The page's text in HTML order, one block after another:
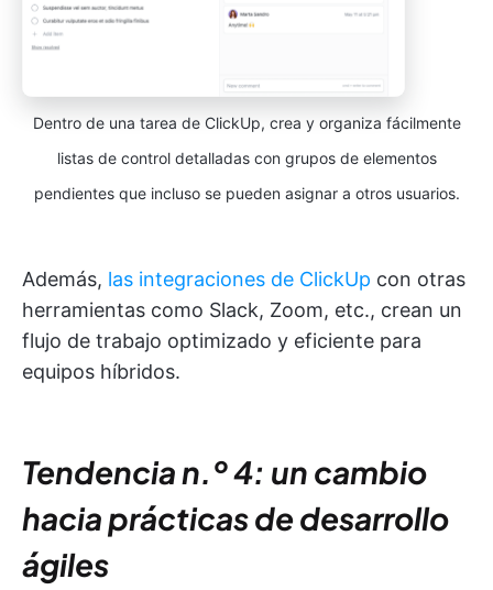
Dentro de una tarea de ClickUp, crea y organiza fácilmente
listas de control detalladas con grupos de elementos
pendientes que incluso se pueden asignar a otros usuarios.
Además, las integraciones de ClickUp con otras
herramientas como Slack, Zoom, etc., crean un
flujo de trabajo optimizado y eficiente para
equipos híbridos.
Tendencia n.º 4: un cambio
hacia prácticas de desarrollo
ágiles